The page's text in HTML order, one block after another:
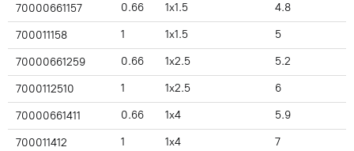
70000661157 0.66 1x1.5 4.8
700011158 1 1x1.5 5
70000661259 0.66 1x2.5 5.2
7000112510 1 1x2.5 6
70000661411 0.66 1x4 5.9
700011412 1 1x4 7